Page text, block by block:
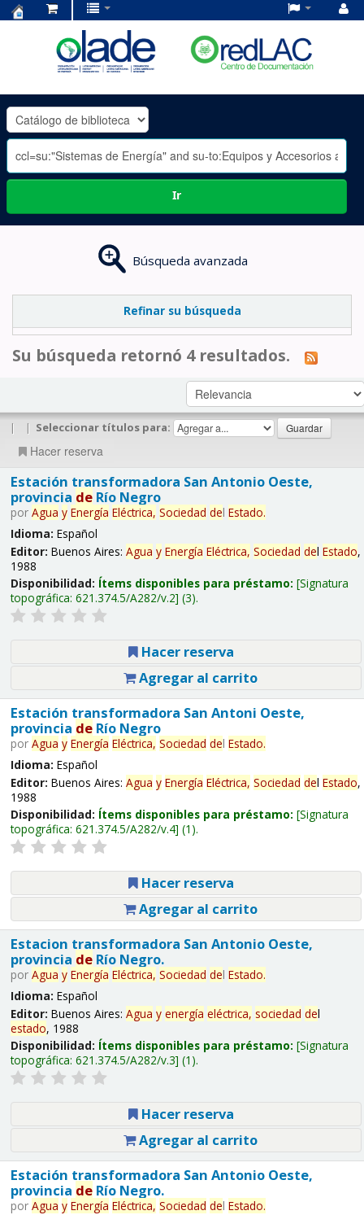
OLADE
-
Ir
Búsqueda avanzada
Refinar su búsqueda
Su búsqueda retornó 4 resultados.
| | Seleccionar títulos para:
Hacer reserva
Estación transformadora San Antonio Oeste,
provincia deRío Negro
por Agua y Energía Eléctrica, Sociedad del Estado.
Idioma: Español
Editor: Buenos Aires: Agua y Energía Eléctrica, Sociedad del Estado,
1988
Disponibilidad: Ítems disponibles para préstamo: Signatura
topográfica: 621.374.5/A282/v.2 (3).
Hacer reserva
Agregar al carrito
Estación transformadora San Antoni Oeste,
provincia deRío Negro
por Agua y Energía Eléctrica, Sociedad del Estado.
Idioma: Español
Editor: Buenos Aires: Agua y Energía Eléctrica, Sociedad del Estado,
1988
Disponibilidad: Ítems disponibles para préstamo: Signatura
topográfica: 621.374.5/A282/v.4 (1).
Hacer reserva
Agregar al carrito
Estacion transformadora San Antonio Oeste,
provincia deRío Negro.
por Agua y Energía Eléctrica, Sociedad del Estado.
Idioma: Español
Editor: Buenos Aires: Agua y energía eléctrica, sociedad del
estado, 1988
Disponibilidad: Ítems disponibles para préstamo: Signatura
topográfica: 621.374.5/A282/v.3 (1).
Hacer reserva
Agregar al carrito
Estación transformadora San Antonio Oeste,
provincia deRío Negro.
por Agua y Energía Eléctrica, Sociedad del Estado.